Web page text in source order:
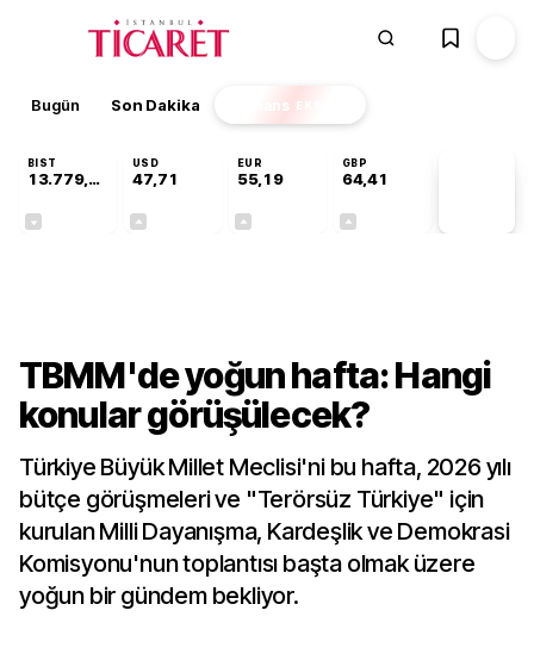
Bugün Son Dakika Finans EKSTRA
BIST
13.779,39
USD
47,71
EUR
55,19
GBP
64,41
TBMM'de yoğun hafta: Hangi
konular görüşülecek?
Türkiye Büyük Millet Meclisi'ni bu hafta, 2026 yılı
bütçe görüşmeleri ve "Terörsüz Türkiye" için
kurulan Milli Dayanışma, Kardeşlik ve Demokrasi
Komisyonu'nun toplantısı başta olmak üzere
yoğun bir gündem bekliyor.